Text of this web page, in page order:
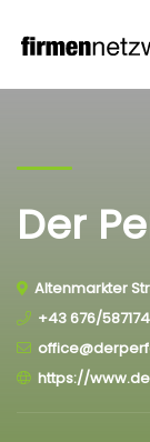
Der
Altenmarkter
+43 676/
https://